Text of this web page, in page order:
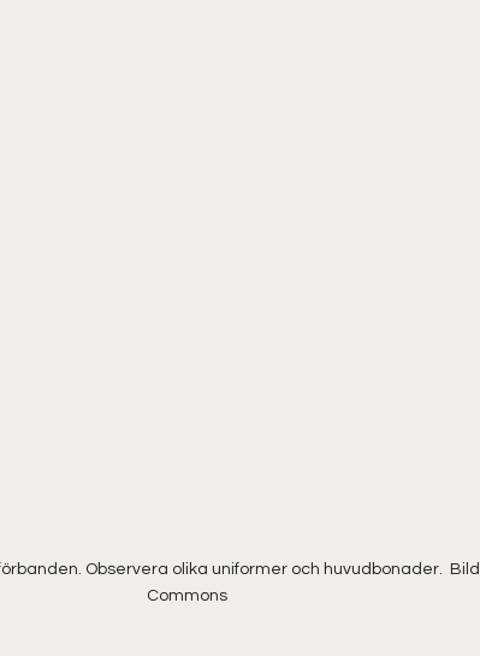
Observera olika uniformer och huvudbonader.
Commons